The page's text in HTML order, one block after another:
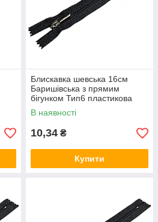
Блискавка шевська 16см
Баришівська з прямим
бігунком Тип6 пластикова
взуттєва
В наявності
10,34 ₴
Купити